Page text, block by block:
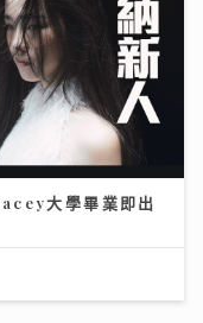
並行 引領跨境醫